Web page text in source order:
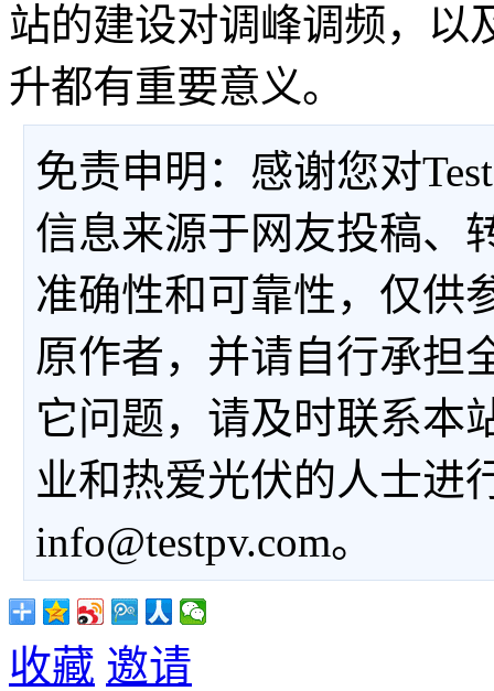
站的建设对调峰调频，以
升都有重要意义。
免责申明：感谢您对
信息来源于网友投稿、
准确性和可靠性，仅供
原作者，并请自行承担
它问题，请及时联系本
业和热爱光伏的人士进
info@testpv.com。
收藏 邀请